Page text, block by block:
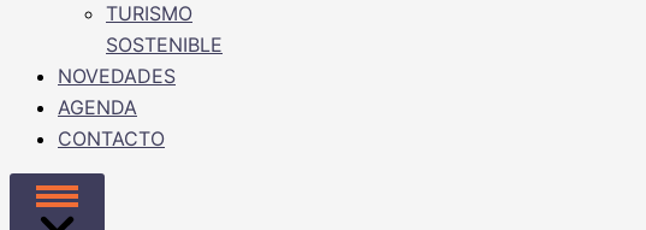
TURISMO
SOSTENIBLE
NOVEDADES
AGENDA
CONTACTO